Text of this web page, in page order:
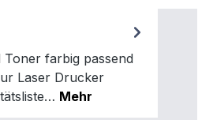
farbig passend
Laser Drucker
Mehr